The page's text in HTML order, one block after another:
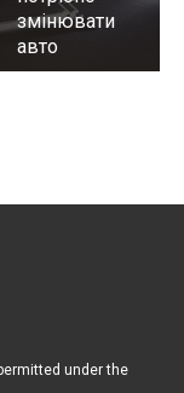
змінювати
авто
under the